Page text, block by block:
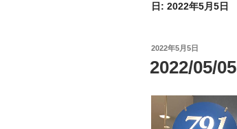
日: 2022年5月5日
投
日:
2022年5月5日
2022/05/05